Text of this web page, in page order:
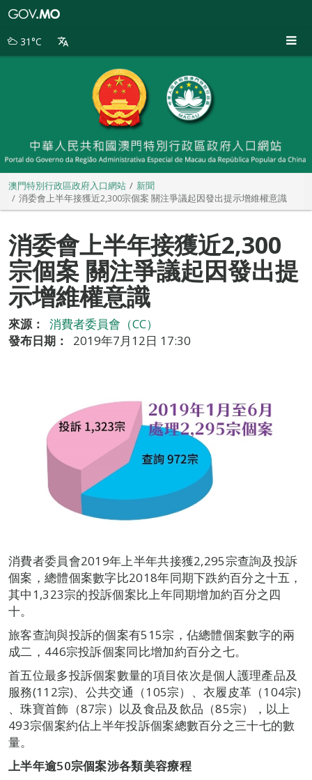
別
31°C
澳門特別行政區政府入口網站
新聞
消委會上半年接獲近2,300宗個案 關注爭議起因發出提示增維權意識
消委會上半年接獲近2,300
宗個案 關注爭議起因發出提
示增維權意識
來源：
消費者委員會（CC）
發布日期：
2019年7月12日 17:30
消費者委員會2019年上半年共接獲2,295宗查詢及投訴
個案，總體個案數字比2018年同期下跌約百分之十五，
其中1,323宗的投訴個案比上年同期增加約百分之四
十。
旅客查詢與投訴的個案有515宗，佔總體個案數字的兩
成二，446宗投訴個案同比增加約百分之七。
首五位最多投訴個案數量的項目依次是個人護理產品及
服務(112宗)、公共交通（105宗）、衣履皮革（104宗)
、珠寶首飾（87宗）以及食品及飲品（85宗），以上
493宗個案約佔上半年投訴個案總數百分之三十七的數
量。
上半年逾50宗個案涉各類美容療程